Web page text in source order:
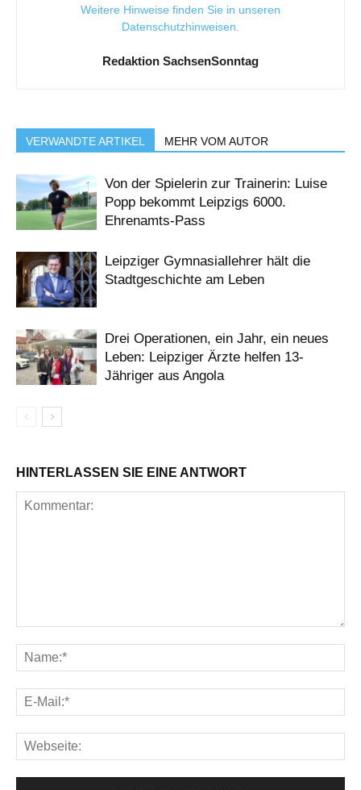
Weitere Hinweise finden Sie in unseren
Datenschutzhinweisen
Redaktion SachsenSonntag
VERWANDTE ARTIKEL MEHR VOM AUTOR
Von der Spielerin zur Trainerin: Luise
Popp bekommt Leipzigs 6000.
Ehrenamts-Pass
Leipziger Gymnasiallehrer hält die
Stadtgeschichte am Leben
Drei Operationen, ein Jahr, ein neues
Leben: Leipziger Ärzte helfen 13-
Jähriger aus Angola
HINTERLASSEN SIE EINE ANTWORT